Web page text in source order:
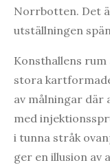
Norrbotten. Det
utställningen
Konsthallens
stora
av målningar där
med
i tunna stråk
ger en illusion av